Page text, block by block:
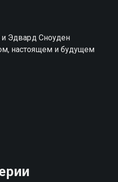
Эдвард Сноуден
настоящем и будущем
в хорошем HD